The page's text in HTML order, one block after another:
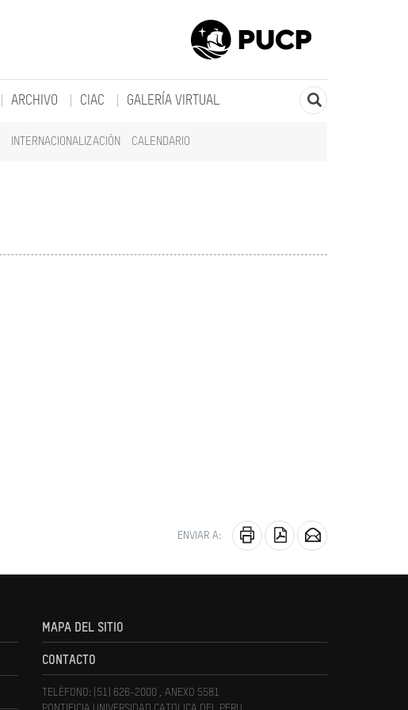
INTERNACIONALIZACIÓN CALENDARIO
ARCHIVO CIAC GALERÍA VIRTUAL
ENVIAR A:
MAPA DEL SITIO
CONTACTO
TELÉFONO: (51) 626-2000 , ANEXO 5581